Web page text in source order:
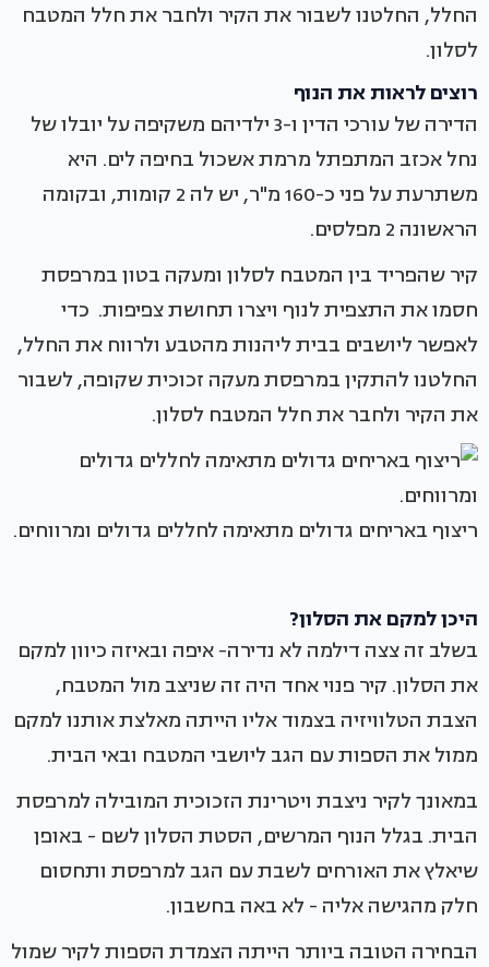
החלל, החלטנו לשבור את הקיר ולחבר את חלל המטבח
לסלון.
רוצים לראות את הנוף
הדירה של עורכי הדין ו-3 ילדיהם משקיפה על יובלו של
נחל אכזב המתפתל מרמת אשכול בחיפה לים. היא
משתרעת על פני כ-160 מ"ר, יש לה 2 קומות, ובקומה
הראשונה 2 מפלסים.
קיר שהפריד בין המטבח לסלון ומעקה בטון במרפסת
חסמו את התצפית לנוף ויצרו תחושת צפיפות. כדי
לאפשר ליושבים בבית ליהנות מהטבע ולרווח את החלל,
החלטנו להתקין במרפסת מעקה זכוכית שקופה, לשבור
את הקיר ולחבר את חלל המטבח לסלון.
ריצוף באריחים גדולים מתאימה לחללים גדולים ומרווחים.
היכן למקם את הסלון?
בשלב זה צצה דילמה לא נדירה- איפה ובאיזה כיוון למקם
את הסלון. קיר פנוי אחד היה זה שניצב מול המטבח,
הצבת הטלוויזיה בצמוד אליו הייתה מאלצת אותנו למקם
ממול את הספות עם הגב ליושבי המטבח ובאי הבית.
במאונך לקיר ניצבת ויטרינת הזכוכית המובילה למרפסת
הבית. בגלל הנוף המרשים, הסטת הסלון לשם - באופן
שיאלץ את האורחים לשבת עם הגב למרפסת ותחסום
חלק מהגישה אליה - לא באה בחשבון.
הבחירה הטובה ביותר הייתה הצמדת הספות לקיר שמול